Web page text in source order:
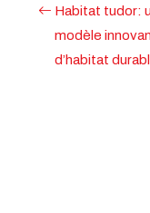
Habitat tudor:
modèle
d’habitat